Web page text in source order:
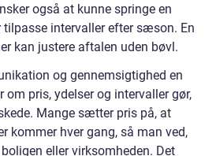
også at kunne springe en
tilpasse intervaller efter sæson. En
kan justere aftalen uden bøvl.
og gennemsigtighed en
om pris, ydelser og intervaller gør,
Mange sætter pris på, at
kommer hver gang, så man ved,
eller virksomheden. Det